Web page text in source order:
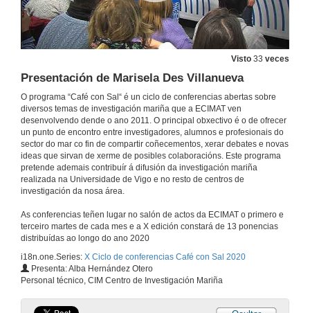
Visto 33 veces
Presentación de Marisela Des Villanueva
O programa “Café con Sal“ é un ciclo de conferencias abertas sobre
diversos temas de investigación mariña que a ECIMAT ven
desenvolvendo dende o ano 2011. O principal obxectivo é o de ofrecer
un punto de encontro entre investigadores, alumnos e profesionais do
sector do mar co fin de compartir coñecementos, xerar debates e novas
ideas que sirvan de xerme de posibles colaboracións. Este programa
pretende ademais contribuír á difusión da investigación mariña
realizada na Universidade de Vigo e no resto de centros de
investigación da nosa área.
As conferencias teñen lugar no salón de actos da ECIMAT o primero e
terceiro martes de cada mes e a X edición constará de 13 ponencias
distribuídas ao longo do ano 2020
i18n.one.Series: X Ciclo de conferencias Café con Sal 2020
Presenta: Alba Hernández Otero
Personal técnico, CIM Centro de Investigación Mariña
Presentación de Alexandre Martínez
15 de set. de 2020
15 de set. de 2020
Rolda de preguntas. Effects of plastic additives on marine fish, a proteomic approach
15 de set. de 2020
21 de xul. de 2020
Conferencia
21 de xul. de 2020